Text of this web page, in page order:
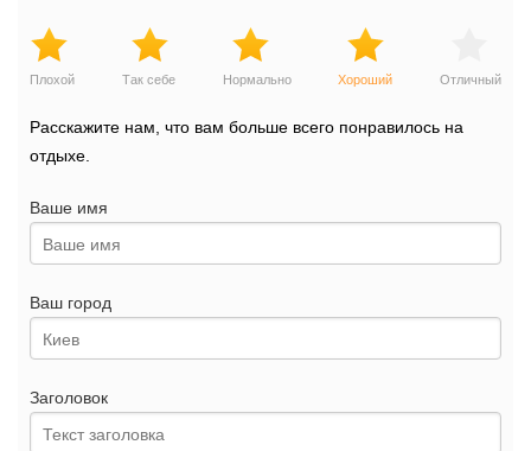
Плохой Так себе Нормально Хороший Отличный
Расскажите нам, что вам больше всего понравилось на
отдыхе.
Ваше имя
Ваш город
Заголовок